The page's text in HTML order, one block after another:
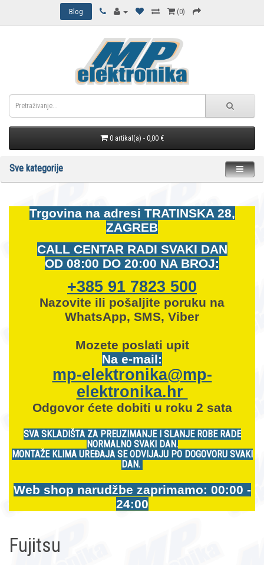
Blog (0)
0 artikal(a) - 0,00 €
Sve kategorije
Trgovina na adresi TRATINSKA 28,
ZAGREB
CALL CENTAR RADI SVAKI DAN
OD 08:00 DO 20:00 NA BROJ:
+385 91 7823 500
Nazovite ili pošaljite poruku na
WhatsApp, SMS, Viber
Mozete poslati upit
Na e-mail:
mp-elektronika@mp-
elektronika.hr
Odgovor ćete dobiti u roku 2 sata
SVA SKLADIŠTA ZA PREUZIMANJE I SLANJE ROBE RADE
NORMALNO SVAKI DAN.
MONTAŽE KLIMA UREĐAJA SE ODVIJAJU PO DOGOVORU SVAKI
DAN.
Web shop narudžbe zaprimamo: 00:00 -
24:00
Fujitsu